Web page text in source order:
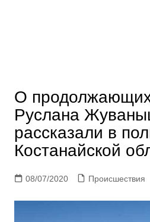
О
Руслана
рассказали в
Костанайской
08/07/2020 Происшествия